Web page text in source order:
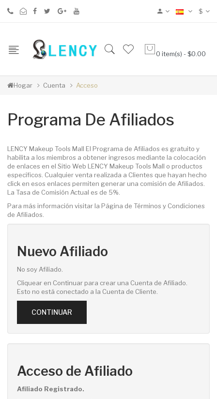
$
0 item(s) - $0.00
Hogar Cuenta Acceso
Programa De Afiliados
LENCY Makeup Tools Mall El Programa de Afiliados es gratuito y
habilita a los miembros a obtener ingresos mediante la colocación
de enlaces en el Sitio Web LENCY Makeup Tools Mall o productos
específicos. Cualquier venta realizada a Clientes que hayan hecho
click en esos enlaces permiten generar una comisión de Afiliados.
La Tasa de Comisión Actual es de 5%.
Para más información visitar la Página de Términos y Condiciones
de Afiliados.
Nuevo Afiliado
No soy Afiliado.
Cliquear en Continuar para crear una Cuenta de Afiliado.
Esto no está conectado a la Cuenta de Cliente.
CONTINUAR
Acceso de Afiliado
Afiliado Registrado.